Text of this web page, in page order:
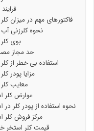
فاکتورهای مهم در میزان
نحوه کلرزنی
بوی
حد مجاز
استفاده بی خطر از
مزایا پودر
معایب
عوارض کلر
نحوه استفاده از پودر کلر در
مرکز فروش کلر
قیمت کلر استخر